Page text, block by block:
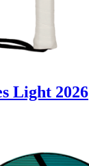
Light 2026